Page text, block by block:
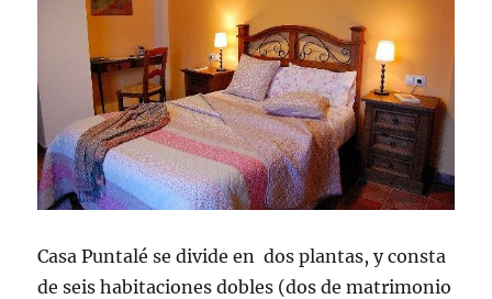
Casa Puntalé se divide en dos plantas, y consta
de seis habitaciones dobles (dos de matrimonio